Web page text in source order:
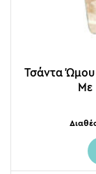
Τσάντα Ώμου
Με